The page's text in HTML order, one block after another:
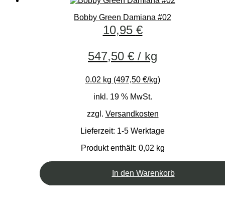
Bobby Green Damiana #02
10,95 €
547,50 € / kg
0.02 kg (497,50 €/kg)
inkl. 19 % MwSt.
zzgl. Versandkosten
Lieferzeit: 1-5 Werktage
Produkt enthält: 0,02 kg
In den Warenkorb